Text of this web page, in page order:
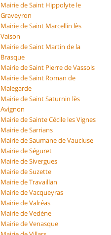
Mairie de Saint Hippolyte le
Graveyron
Mairie de Saint Marcellin lès
Vaison
Mairie de Saint Martin de la
Brasque
Mairie de Saint Pierre de Vassols
Mairie de Saint Roman de
Malegarde
Mairie de Saint Saturnin lès
Avignon
Mairie de Sainte Cécile les Vignes
Mairie de Sarrians
Mairie de Saumane de Vaucluse
Mairie de Séguret
Mairie de Sivergues
Mairie de Suzette
Mairie de Travaillan
Mairie de Vacqueyras
Mairie de Valréas
Mairie de Vedène
Mairie de Venasque